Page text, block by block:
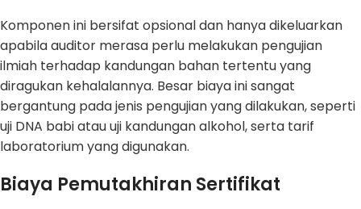
Komponen ini bersifat opsional dan hanya dikeluarkan
apabila auditor merasa perlu melakukan pengujian
ilmiah terhadap kandungan bahan tertentu yang
diragukan kehalalannya. Besar biaya ini sangat
bergantung pada jenis pengujian yang dilakukan, seperti
uji DNA babi atau uji kandungan alkohol, serta tarif
laboratorium yang digunakan.
Biaya Pemutakhiran Sertifikat